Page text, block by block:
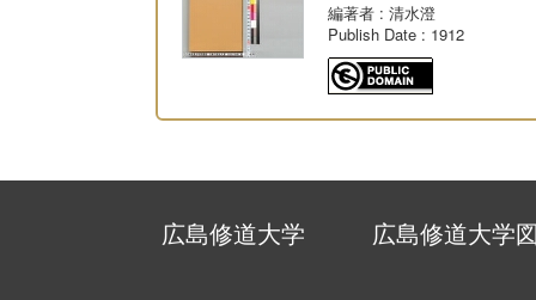
編著者 : 清水澄
Publish Date : 1912
広島修道大学 広島修道大学